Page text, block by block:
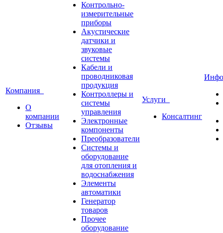
Компания
О
компании
Отзывы
Контрольно-
измерительные
приборы
Акустические
датчики и
звуковые
системы
Кабели и
проводниковая
продукция
Контроллеры и
системы
управления
Электронные
компоненты
Преобразователи
Системы и
оборудование
для отопления и
водоснабжения
Элементы
автоматики
Генератор
товаров
Прочее
оборудование
Услуги
Консалтинг